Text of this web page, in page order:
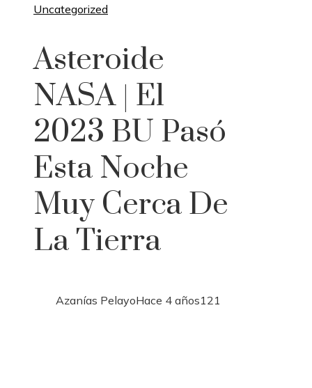
Uncategorized
Asteroide
NASA | El
2023 BU Pasó
Esta Noche
Muy Cerca De
La Tierra
Azanías PelayoHace 4 años121